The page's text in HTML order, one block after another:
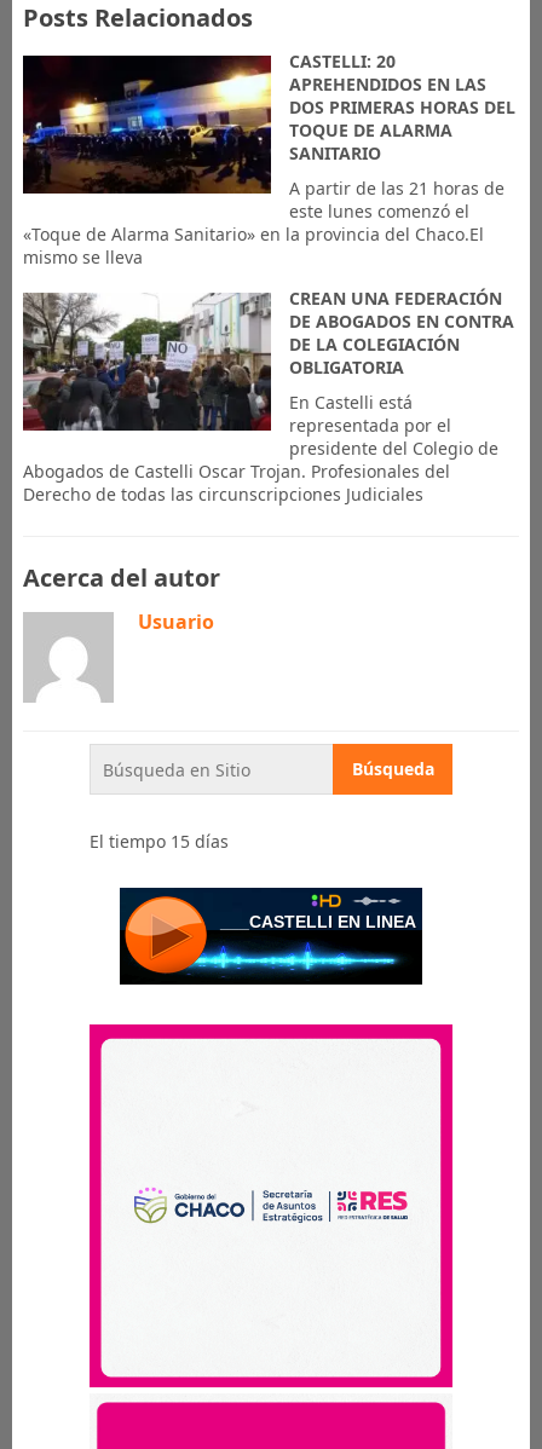
Posts Relacionados
CASTELLI: 20
APREHENDIDOS EN LAS
DOS PRIMERAS HORAS DEL
TOQUE DE ALARMA
SANITARIO
A partir de las 21 horas de
este lunes comenzó el
«Toque de Alarma Sanitario» en la provincia del Chaco.El
mismo se lleva
CREAN UNA FEDERACIÓN
DE ABOGADOS EN CONTRA
DE LA COLEGIACIÓN
OBLIGATORIA
En Castelli está
representada por el
presidente del Colegio de
Abogados de Castelli Oscar Trojan. Profesionales del
Derecho de todas las circunscripciones Judiciales
Acerca del autor
Usuario
El tiempo 15 días